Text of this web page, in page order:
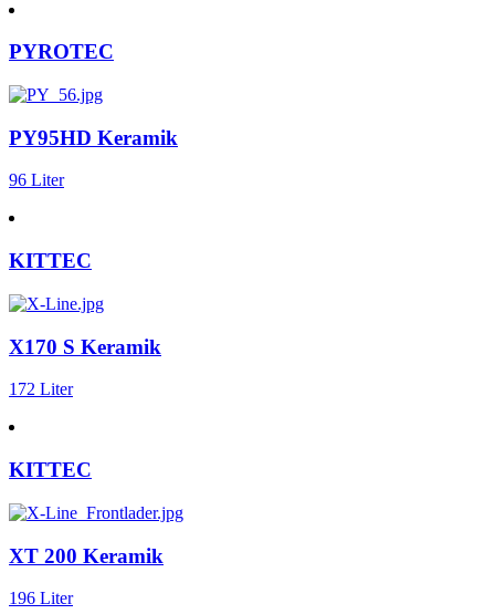
PYROTEC
PY95HD Keramik
96 Liter
KITTEC
X170 S Keramik
172 Liter
KITTEC
XT 200 Keramik
196 Liter